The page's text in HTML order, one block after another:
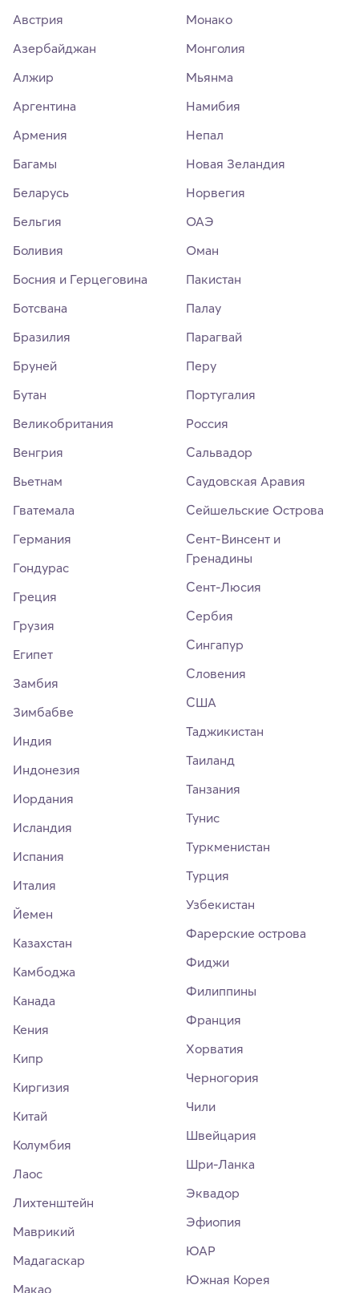
Австрия
Азербайджан
Алжир
Аргентина
Армения
Багамы
Беларусь
Бельгия
Боливия
Босния и Герцеговина
Ботсвана
Бразилия
Бруней
Бутан
Великобритания
Венгрия
Вьетнам
Гватемала
Германия
Гондурас
Греция
Грузия
Египет
Замбия
Зимбабве
Индия
Индонезия
Иордания
Исландия
Испания
Италия
Йемен
Казахстан
Камбоджа
Канада
Кения
Кипр
Киргизия
Китай
Колумбия
Лаос
Лихтенштейн
Маврикий
Мадагаскар
Макао
Монако
Монголия
Мьянма
Намибия
Непал
Новая Зеландия
Норвегия
ОАЭ
Оман
Пакистан
Палау
Парагвай
Перу
Португалия
Россия
Сальвадор
Саудовская Аравия
Сейшельские Острова
Сент-Винсент и
Гренадины
Сент-Люсия
Сербия
Сингапур
Словения
США
Таджикистан
Таиланд
Танзания
Тунис
Туркменистан
Турция
Узбекистан
Фарерские острова
Фиджи
Филиппины
Франция
Хорватия
Черногория
Чили
Швейцария
Шри-Ланка
Эквадор
Эфиопия
ЮАР
Южная Корея